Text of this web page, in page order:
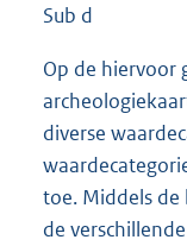
Sub d
Op de hiervoor
diverse
toe. Middels de
de